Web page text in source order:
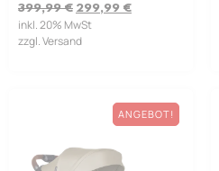
399,99€ 299,99 €
inkl. 20% MwSt
zzgl. Versand
ANGEBOT!